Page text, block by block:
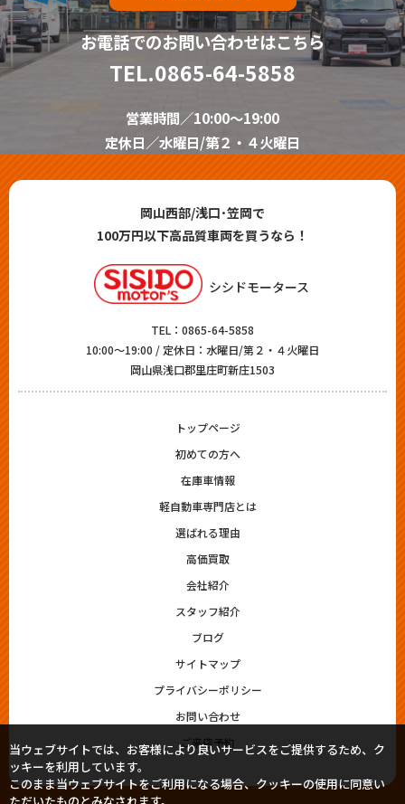
お電話でのお問い合わせはこちら
TEL.0865-64-5858
営業時間／10:00～19:00
定休日／水曜日/第２・４火曜日
岡山西部/浅口･笠岡で
100万円以下高品質車両を買うなら！
シシドモータース
TEL： 0865-64-5858
10:00～19:00 / 定休日：水曜日/第２・４火曜日
岡山県浅口郡里庄町新庄1503
トップページ
初めての方へ
在庫車情報
軽自動車専門店とは
選ばれる理由
高価買取
会社紹介
スタッフ紹介
ブログ
サイトマップ
プライバシーポリシー
お問い合わせ
ご来店予約
当ウェブサイトでは、お客様により良いサービスをご提供するため、ク
ッキーを利用しています。
このまま当ウェブサイトをご利用になる場合、クッキーの使用に同意い